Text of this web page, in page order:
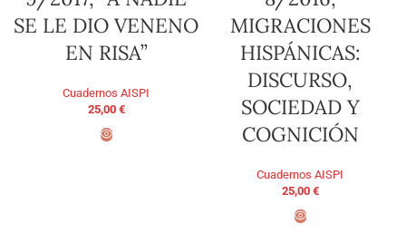
SE LE DIO VENENO
EN RISA”
Cuadernos AISPI
25,00 €
MIGRACIONES
HISPÁNICAS:
DISCURSO,
SOCIEDAD Y
COGNICIÓN
Cuadernos AISPI
25,00 €